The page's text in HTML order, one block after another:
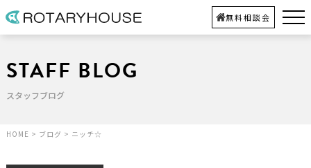
無料相談会
STAFF BLOG
スタッフブログ
HOME > ブログ > ニッチ☆